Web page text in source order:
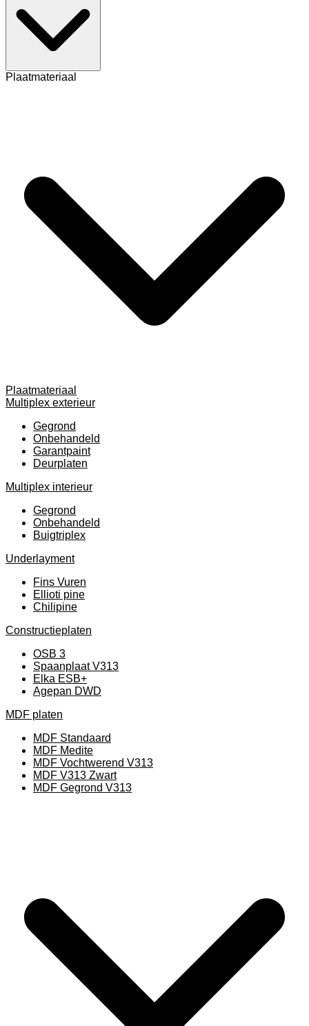
Plaatmateriaal
Plaatmateriaal
Multiplex exterieur
Gegrond
Onbehandeld
Garantpaint
Deurplaten
Multiplex interieur
Gegrond
Onbehandeld
Buigtriplex
Underlayment
Fins Vuren
Ellioti pine
Chilipine
Constructieplaten
OSB 3
Spaanplaat V313
Elka ESB+
Agepan DWD
MDF platen
MDF Standaard
MDF Medite
MDF Vochtwerend V313
MDF V313 Zwart
MDF Gegrond V313